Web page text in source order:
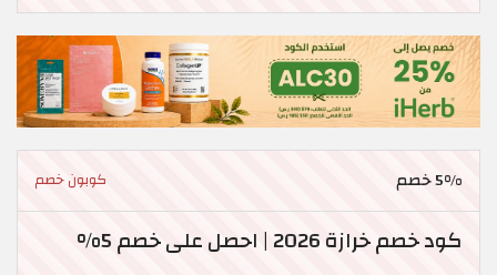
5% خصم كوبون خصم
كود خصم خرازة 2026 | احصل على خصم 5%